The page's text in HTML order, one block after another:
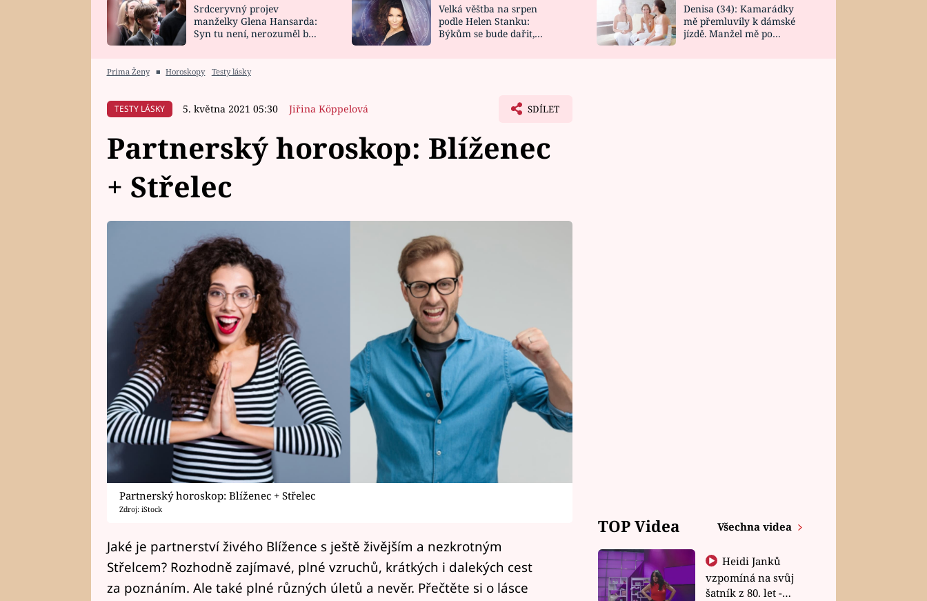
HOROSKOP NA
CELEBRITY
VAŘENÍ
NOVINKY
VIDEORECEPTY
DESIGN
Srdceryvný projev
manželky Glena Hansarda:
Syn tu není, nerozuměl by
Velká věštba na srpen
podle Helen Stanku:
Býkům se bude dařit,
Denisa (34): Kamarádky
mě přemluvily k dámské
jízdě. Manžel mě po
Prima Ženy ■ Horoskopy Testy lásky
TESTY LÁSKY 5. května 2021 05:30 Jiřina Köppelová SDÍLET
Partnerský horoskop: Blíženec
+ Střelec
Partnerský horoskop: Blíženec + Střelec
Zdroj: iStock
Jaké je partnerství živého Blížence s ještě živějším a nezkrotným
Střelcem? Rozhodně zajímavé, plné vzruchů, krátkých i dalekých cest
za poznáním. Ale také plné různých úletů a nevěr. Přečtěte si o lásce
TOP Videa Všechna videa
Heidi Janků
vzpomíná na svůj
šatník z 80. let -